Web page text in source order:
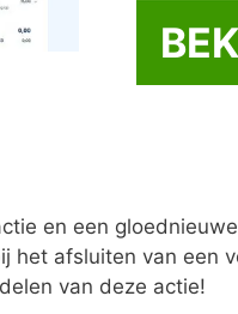
en een
het afsluiten van een
van deze actie!